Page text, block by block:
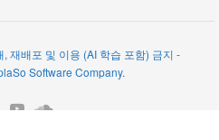
재배포 및 이용 (AI 학습 포함) 금지 -
Software Company.